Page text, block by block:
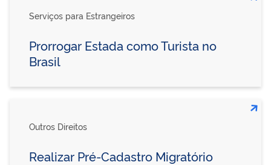
Serviços para Estrangeiros
Prorrogar Estada como Turista no
Brasil
Outros Direitos
Realizar Pré-Cadastro Migratório